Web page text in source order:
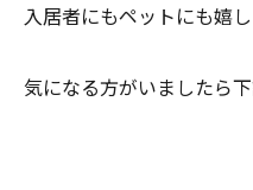
入居者にもペットにも嬉
気になる方がいましたら